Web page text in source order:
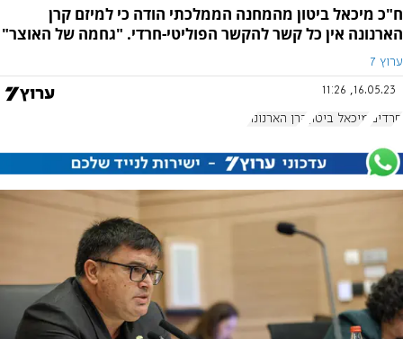
ח"כ מיכאל ביטון מהמחנה הממלכתי הודה כי למיזם קרן
הארנונה אין כל קשר להקשר הפוליטי-חרדי. "גחמה של האוצר"
ערוץ 7
16.05.23, 11:26
חרדים מיכאל ביטון קרן הארנונה